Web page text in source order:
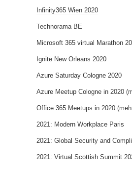
Infinity365 Wien 2020
Technorama BE
Microsoft 365 virtual Marathon
Ignite New Orleans 2020
Azure Saturday Cologne 2020
Azure Meetup Cologne in 2020
Office 365 Meetups in 2020
2021: Modern Workplace Paris
2021: Global Security and
2021: Virtual Scottish Summit